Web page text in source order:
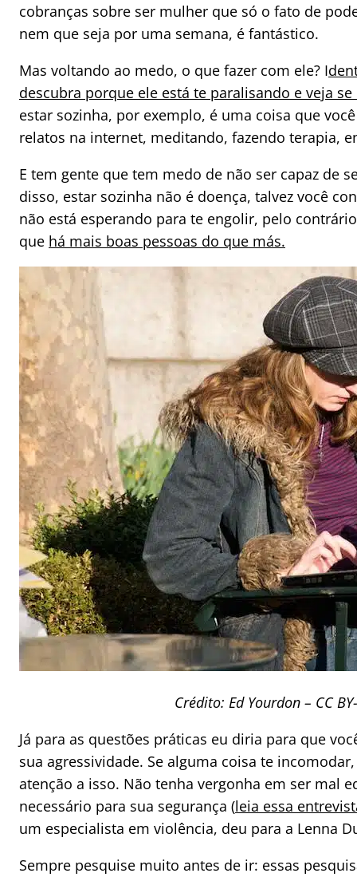
cobranças sobre ser mulher que só o fato de
nem que seja por uma semana, é fantástico.
Mas voltando ao medo, o que fazer com ele? I
descubra porque ele está te paralisando e veja
estar sozinha, por exemplo, é uma coisa que
relatos na internet, meditando, fazendo terapia,
E tem gente que tem medo de não ser capaz de
disso, estar sozinha não é doença, talvez você
não está esperando para te engolir, pelo
que há mais boas pessoas do que más.
Crédito: Ed Yourdon – CC
Já para as questões práticas eu diria para que
sua agressividade. Se alguma coisa te
atenção a isso. Não tenha vergonha em ser mal
necessário para sua segurança (leia essa
um especialista em violência, deu para a Lenna
Sempre pesquise muito antes de ir: essas